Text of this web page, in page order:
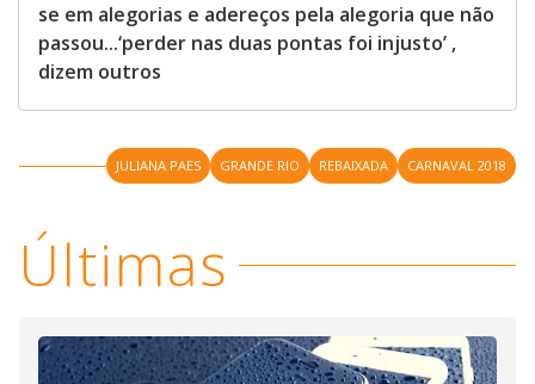
se em alegorias e adereços pela alegoria que não
passou...‘perder nas duas pontas foi injusto’ ,
dizem outros
JULIANA PAES GRANDE RIO REBAIXADA CARNAVAL 2018
Últimas